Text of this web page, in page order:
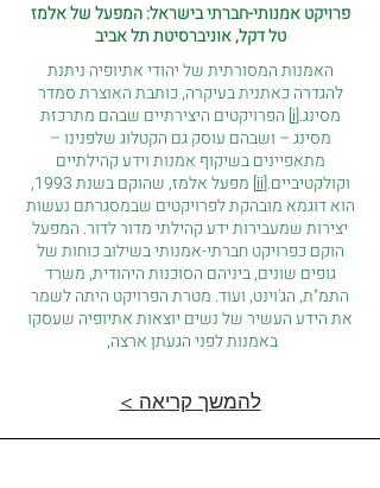
פרויקט אמנותי-חברתי בישראל: המפעל של אלמז
טל דקל, אוניברסיטת תל אביב
האמנות המסורתית של יהודי אתיופיה ניתנת
להגדרה כאתנית בעיקרה, כותבת האוצרת סמדר
מסינג.[i] הפרויקטים היצירתיים שבהם מתרכזת
מסינג – ושבהם עוסק גם הקטלוג שלפנינו –
מתאפיינים בשיקוף אמנות וידע קהילתיים
וקולקטיביים.[ii]
מפעל אלמז, שהוקם בשנת 1993,
הוא דוגמא מובהקת לפרויקטים שבמסגרתם נעשות
יצירות שמעבירות ידע קהילתי מדור לדור. המפעל
הוקם כפרויקט חברתי-אמנותי בשילוב כוחות של
גופים שונים, ביניהם הסוכנות היהודית, משרד
התמ"ת, הג'וינט, ועוד. מטרת הפרויקט היתה לשמר
את הידע העשיר של נשים יוצאות אתיופיה שעסקו
באמנות לפני הגעתן ארצה,
< להמשך קריאה